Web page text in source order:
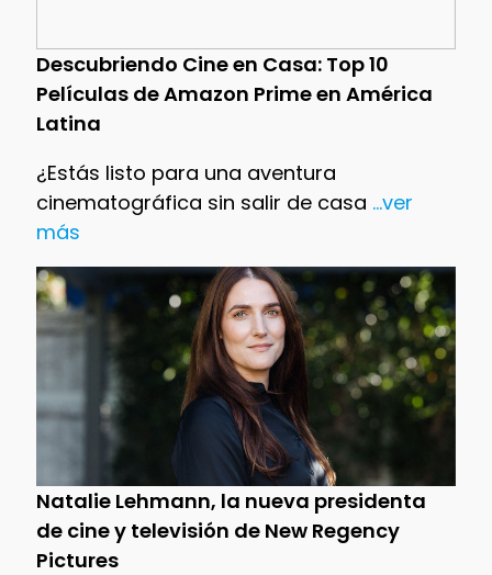
Descubriendo Cine en Casa: Top 10
Películas de Amazon Prime en América
Latina
¿Estás listo para una aventura
cinematográfica sin salir de casa ...ver
más
Natalie Lehmann, la nueva presidenta
de cine y televisión de New Regency
Pictures